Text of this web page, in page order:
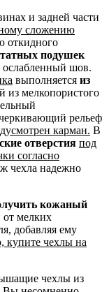
и задней части
сложению
откидного
подушек
ослабленный шов.
выполняется из
из мелкопористого
рельеф
карман. В
отверстия под
согласно
чехла надежно
кожаный
от мелких
добавляя ему
купите чехлы на
чехлы из